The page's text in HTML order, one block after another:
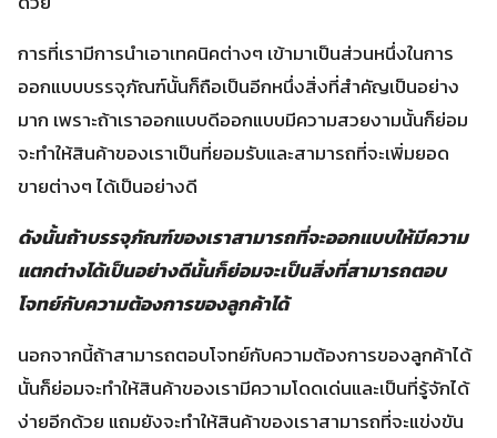
การที่เรามีการนำเอาเทคนิคต่างๆ เข้ามาเป็นส่วนหนึ่งในการ
ออกแบบบรรจุภัณฑ์นั้นก็ถือเป็นอีกหนึ่งสิ่งที่สำคัญเป็นอย่าง
มาก เพราะถ้าเราออกแบบดีออกแบบมีความสวยงามนั้นก็ย่อม
จะทำให้สินค้าของเราเป็นที่ยอมรับและสามารถที่จะเพิ่มยอด
ขายต่างๆ ได้เป็นอย่างดี
ดังนั้นถ้าบรรจุภัณฑ์ของเราสามารถที่จะออกแบบให้มีความ
แตกต่างได้เป็นอย่างดีนั้นก็ย่อมจะเป็นสิ่งที่สามารถตอบ
โจทย์กับความต้องการของลูกค้าได้
นอกจากนี้ถ้าสามารถตอบโจทย์กับความต้องการของลูกค้าได้
นั้นก็ย่อมจะทำให้สินค้าของเรามีความโดดเด่นและเป็นที่รู้จักได้
ง่ายอีกด้วย แถมยังจะทำให้สินค้าของเราสามารถที่จะแข่งขัน